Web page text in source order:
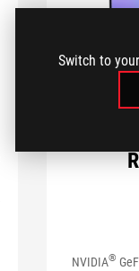
Switch to
NVIDIA®